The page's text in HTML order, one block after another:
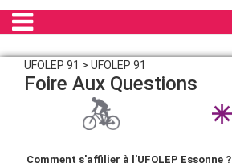
UFOLEP 91 > UFOLEP 91
Foire Aux Questions
Comment s'affilier à l'UFOLEP Essonne ?